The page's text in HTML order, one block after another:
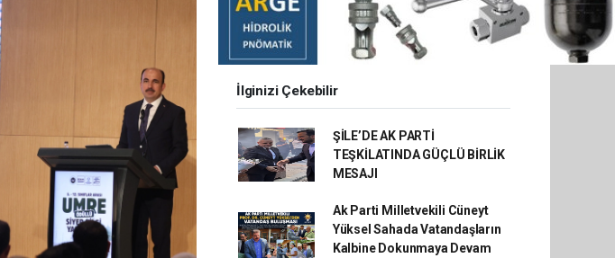
İlginizi Çekebilir
ŞİLE’DE AK PARTİ
TEŞKİLATINDA GÜÇLÜ BİRLİK
MESAJI
Ak Parti Milletvekili Cüneyt
Yüksel Sahada Vatandaşların
Kalbine Dokunmaya Devam